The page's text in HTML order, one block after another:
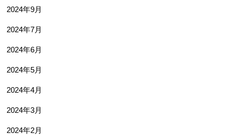
2024年9月
2024年7月
2024年6月
2024年5月
2024年4月
2024年3月
2024年2月